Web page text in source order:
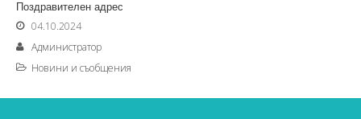
Поздравителен адрес
04.10.2024
Администратор
Новини и съобщения